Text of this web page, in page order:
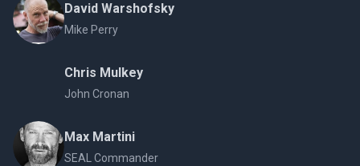
David Warshofsky
Mike Perry
Chris Mulkey
John Cronan
Max Martini
SEAL Commander